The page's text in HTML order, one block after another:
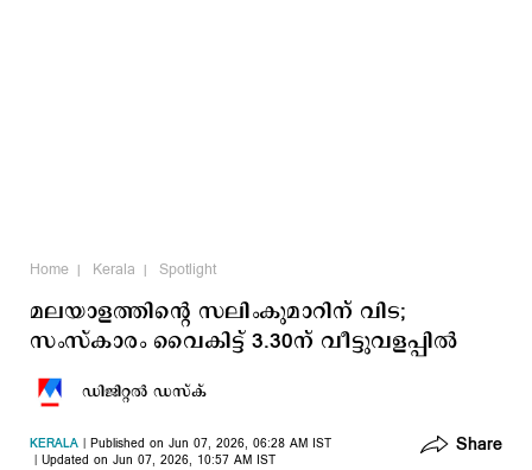
Home Kerala Spotlight
മലയാളത്തിന്‍റെ സലിംകുമാറിന് വിട;
സംസ്കാരം വൈകിട്ട് 3.30ന് വീട്ടുവളപ്പില്‍
ഡിജിറ്റല്‍ ഡസ്ക്
KERALA
Published on Jun 07, 2026, 06:28 AM IST
Updated on Jun 07, 2026, 10:57 AM IST
Share